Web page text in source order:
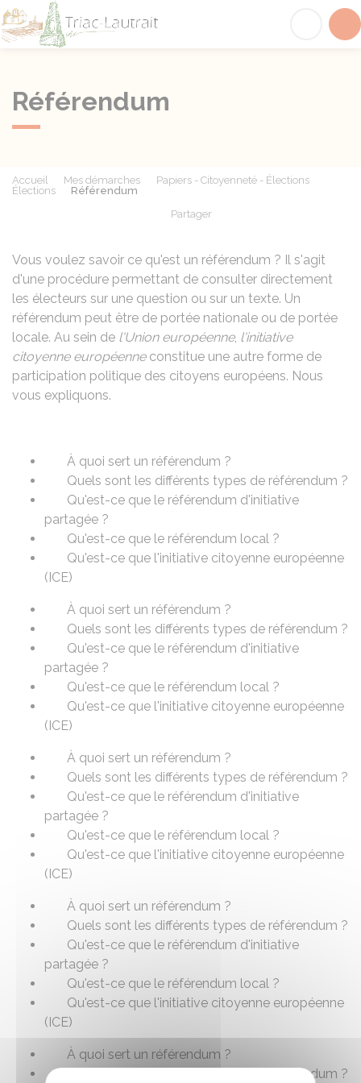
Référendum
Accueil Mes démarches
Papiers - Citoyenneté - Élections
Élections
Référendum
Partager
Vous voulez savoir ce qu'est un référendum ? Il s'agit
d'une procédure permettant de consulter directement
les électeurs sur une question ou sur un texte. Un
référendum peut être de portée nationale ou de portée
locale. Au sein de l'Union européenne, l'initiative
citoyenne européenneconstitue une autre forme de
participation politique des citoyens européens. Nous
vous expliquons.
À quoi sert un référendum ?
Quels sont les différents types de référendum ?
Qu'est-ce que le référendum d'initiative
partagée ?
Qu'est-ce que le référendum local ?
Qu'est-ce que l'initiative citoyenne européenne
(ICE)
À quoi sert un référendum ?
Quels sont les différents types de référendum ?
Qu'est-ce que le référendum d'initiative
partagée ?
Qu'est-ce que le référendum local ?
Qu'est-ce que l'initiative citoyenne européenne
(ICE)
À quoi sert un référendum ?
Quels sont les différents types de référendum ?
Qu'est-ce que le référendum d'initiative
partagée ?
Qu'est-ce que le référendum local ?
Qu'est-ce que l'initiative citoyenne européenne
(ICE)
À quoi sert un référendum ?
Quels sont les différents types de référendum ?
Qu'est-ce que le référendum d'initiative
partagée ?
Qu'est-ce que le référendum local ?
Qu'est-ce que l'initiative citoyenne européenne
(ICE)
À quoi sert un référendum ?
Quels sont les différents types de référendum ?